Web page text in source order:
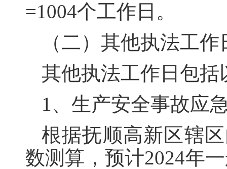
=1004个工作日。
（二）其他执法工
其他执法工作日包括
1、生产安全事故应
根据抚顺高新区辖
数测算，预计2024年